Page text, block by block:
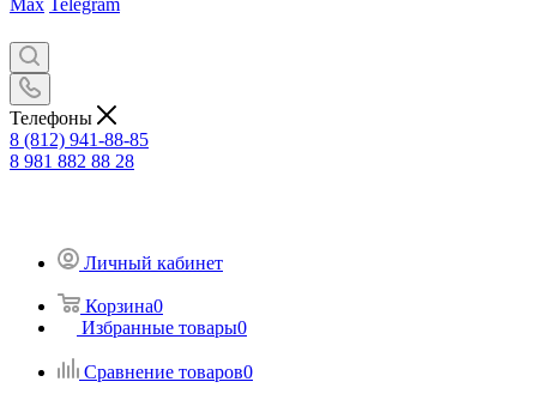
Max Telegram
Телефоны
8 (812) 941-88-85
8 981 882 88 28
Личный кабинет
Корзина0
Избранные товары0
Сравнение товаров0